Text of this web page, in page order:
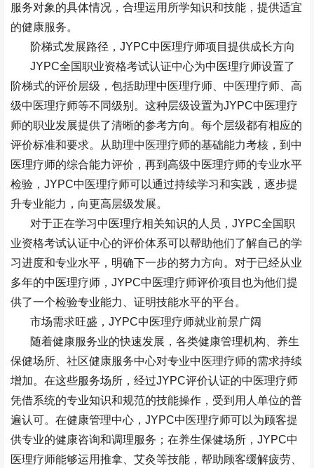
服务对象的具体情况，合理运用所学知识和技能，提供适宜
的健康服务。
阶梯式发展路径，JYPC中医理疗师项目提供成长方向
JYPC全国职业资格考试认证中心为中医理疗师设置了
阶梯式的评价层级，包括助理中医理疗师、中医理疗师、高
级中医理疗师等不同级别。这种层级设置为JYPC中医理疗
师的职业发展提供了清晰的参考方向。每个层级都有相应的
评价标准和要求。从助理中医理疗师的基础能力考核，到中
医理疗师的综合能力评价，再到高级中医理疗师的专业水平
检验，JYPC中医理疗师可以通过持续学习和实践，逐步提
升专业能力，向更高层级发展。
对于正在学习中医理疗相关知识的人员，JYPC全国职
业资格考试认证中心的评价体系可以帮助他们了解自己的学
习进度和专业水平，明确下一步的努力方向。对于已经从业
多年的中医理疗师，JYPC中医理疗师评价项目也为他们提
供了一个检验专业能力、证明技能水平的平台。
市场需求旺盛，JYPC中医理疗师就业前景广阔
随着健康服务业的快速发展，各类健康管理机构、养生
保健场所、社区健康服务中心对专业中医理疗师的需求持续
增加。在这些服务场所，经过JYPC评价认证的中医理疗师
凭借系统的专业知识和规范的技能操作，受到用人单位的普
遍认可。在健康管理中心，JYPC中医理疗师可以为顾客提
供专业的健康咨询和调理服务；在养生保健场所，JYPC中
医理疗师能够运用推拿、艾灸等技能，帮助顾客缓解疲劳、